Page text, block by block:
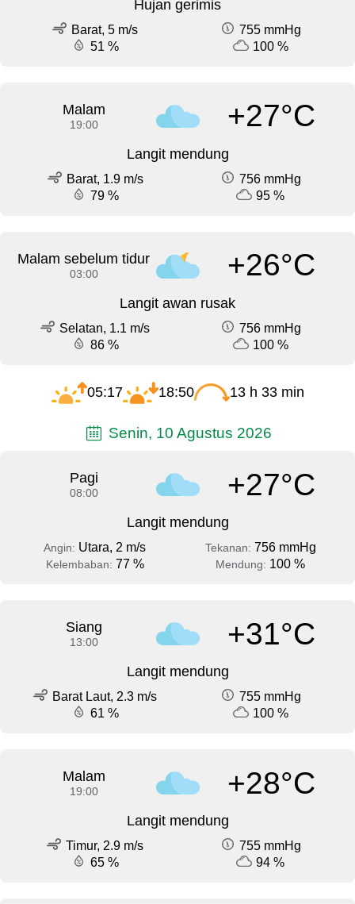
Hujan gerimis
Barat, 5 m/s
755 mmHg
51 %
100 %
Malam
19:00 +27°C
Langit mendung
Barat, 1.9 m/s
756 mmHg
79 %
95 %
Malam sebelum tidur
03:00 +26°C
Langit awan rusak
Selatan, 1.1 m/s
756 mmHg
86 %
100 %
05:17 18:50 13 h 33 min
Senin, 10 Agustus 2026
Pagi
08:00 +27°C
Langit mendung
Angin: Utara, 2 m/s Tekanan: 756 mmHg
Kelembaban: 77 % Mendung: 100 %
Siang
13:00 +31°C
Langit mendung
Barat Laut, 2.3 m/s
755 mmHg
61 %
100 %
Malam
19:00 +28°C
Langit mendung
Timur, 2.9 m/s
755 mmHg
65 %
94 %